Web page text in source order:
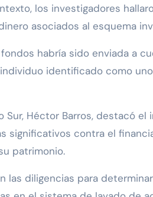
los investigadores
asociados al esquema
habría sido enviada a
identificado como
Sur, Héctor Barros, destacó
significativos contra el
patrimonio.
las diligencias para